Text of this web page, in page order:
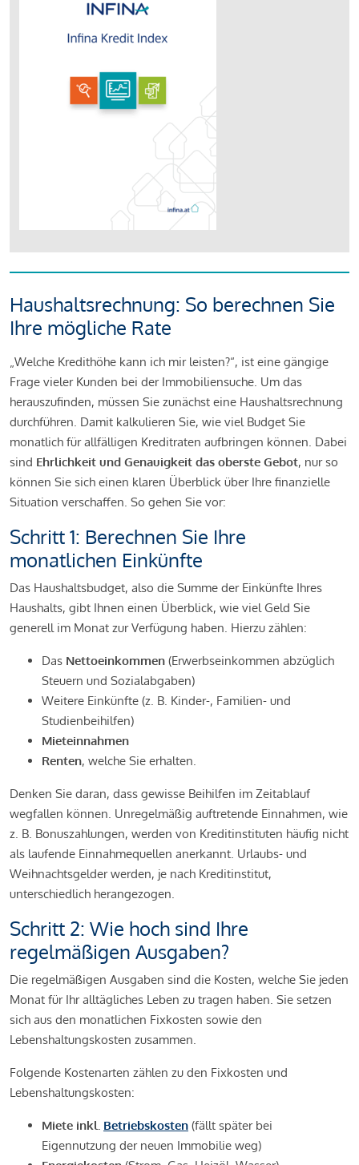
Haushaltsrechnung: So berechnen Sie
Ihre mögliche Rate
„Welche Kredithöhe kann ich mir leisten?“, ist eine gängige
Frage vieler Kunden bei der Immobiliensuche. Um das
herauszufinden, müssen Sie zunächst eine Haushaltsrechnung
durchführen. Damit kalkulieren Sie, wie viel Budget Sie
monatlich für allfälligen Kreditraten aufbringen können. Dabei
sind Ehrlichkeit und Genauigkeit das oberste Gebot, nur so
können Sie sich einen klaren Überblick über Ihre finanzielle
Situation verschaffen. So gehen Sie vor:
Schritt 1: Berechnen Sie Ihre
monatlichen Einkünfte
Das Haushaltsbudget, also die Summe der Einkünfte Ihres
Haushalts, gibt Ihnen einen Überblick, wie viel Geld Sie
generell im Monat zur Verfügung haben. Hierzu zählen:
Das Nettoeinkommen (Erwerbseinkommen abzüglich
Steuern und Sozialabgaben)
Weitere Einkünfte (z. B. Kinder-, Familien- und
Studienbeihilfen)
Mieteinnahmen
Renten, welche Sie erhalten.
Denken Sie daran, dass gewisse Beihilfen im Zeitablauf
wegfallen können. Unregelmäßig auftretende Einnahmen, wie
z. B. Bonuszahlungen, werden von Kreditinstituten häufig nicht
als laufende Einnahmequellen anerkannt. Urlaubs- und
Weihnachtsgelder werden, je nach Kreditinstitut,
unterschiedlich herangezogen.
Schritt 2: Wie hoch sind Ihre
regelmäßigen Ausgaben?
Die regelmäßigen Ausgaben sind die Kosten, welche Sie jeden
Monat für Ihr alltägliches Leben zu tragen haben. Sie setzen
sich aus den monatlichen Fixkosten sowie den
Lebenshaltungskosten zusammen.
Folgende Kostenarten zählen zu den Fixkosten und
Lebenshaltungskosten:
Miete inkl. Betriebskosten (fällt später bei
Eigennutzung der neuen Immobilie weg)